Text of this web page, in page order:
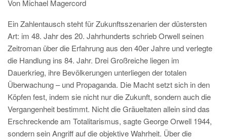
Von Michael Magercord
Ein Zahlentausch steht für Zukunftsszenarien der düstersten
Art: im 48. Jahr des 20. Jahrhunderts schrieb Orwell seinen
Zeitroman über die Erfahrung aus den 40er Jahre und verlegte
die Handlung ins 84. Jahr. Drei Großreiche liegen im
Dauerkrieg, ihre Bevölkerungen unterliegen der totalen
Überwachung – und Propaganda. Die Macht setzt sich in den
Köpfen fest, indem sie nicht nur die Zukunft, sondern auch die
Vergangenheit bestimmt. Nicht die Gräueltaten allein sind das
Erschreckende am Totalitarismus, sagte George Orwell 1944,
sondern sein Angriff auf die objektive Wahrheit. Über die